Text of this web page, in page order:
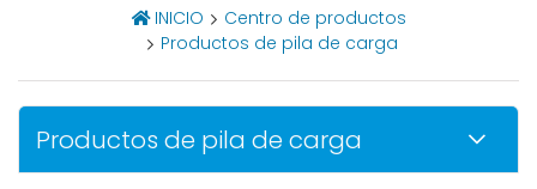
INICIO
Centro de productos
Productos de pila de carga
Productos de pila de carga